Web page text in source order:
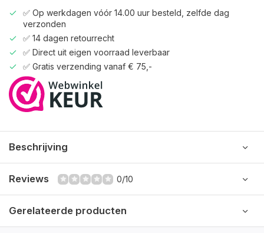
✅ Op werkdagen vóór 14.00 uur besteld, zelfde dag
verzonden
✅ 14 dagen retourrecht
✅ Direct uit eigen voorraad leverbaar
✅ Gratis verzending vanaf € 75,-
Beschrijving
Reviews 0/10
Gerelateerde producten